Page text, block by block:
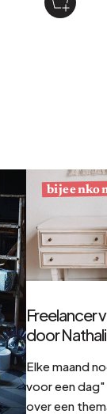
Freelancer
door
Elke maand
voor een
over een